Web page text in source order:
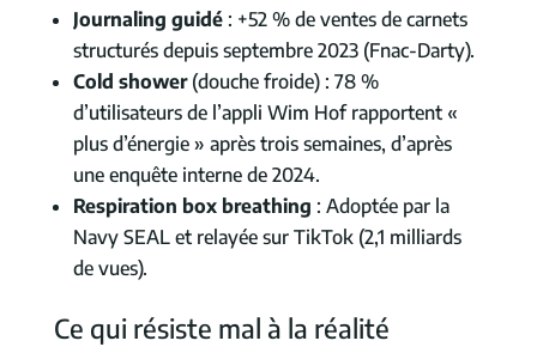
Journaling guidé: +52 % de ventes de carnets
structurés depuis septembre 2023 (Fnac-Darty).
Cold shower(douche froide) : 78 %
d’utilisateurs de l’appli Wim Hof rapportent «
plus d’énergie » après trois semaines, d’après
une enquête interne de 2024.
Respiration box breathing : Adoptée par la
Navy SEAL et relayée sur TikTok (2,1 milliards
de vues).
Ce qui résiste mal à la réalité